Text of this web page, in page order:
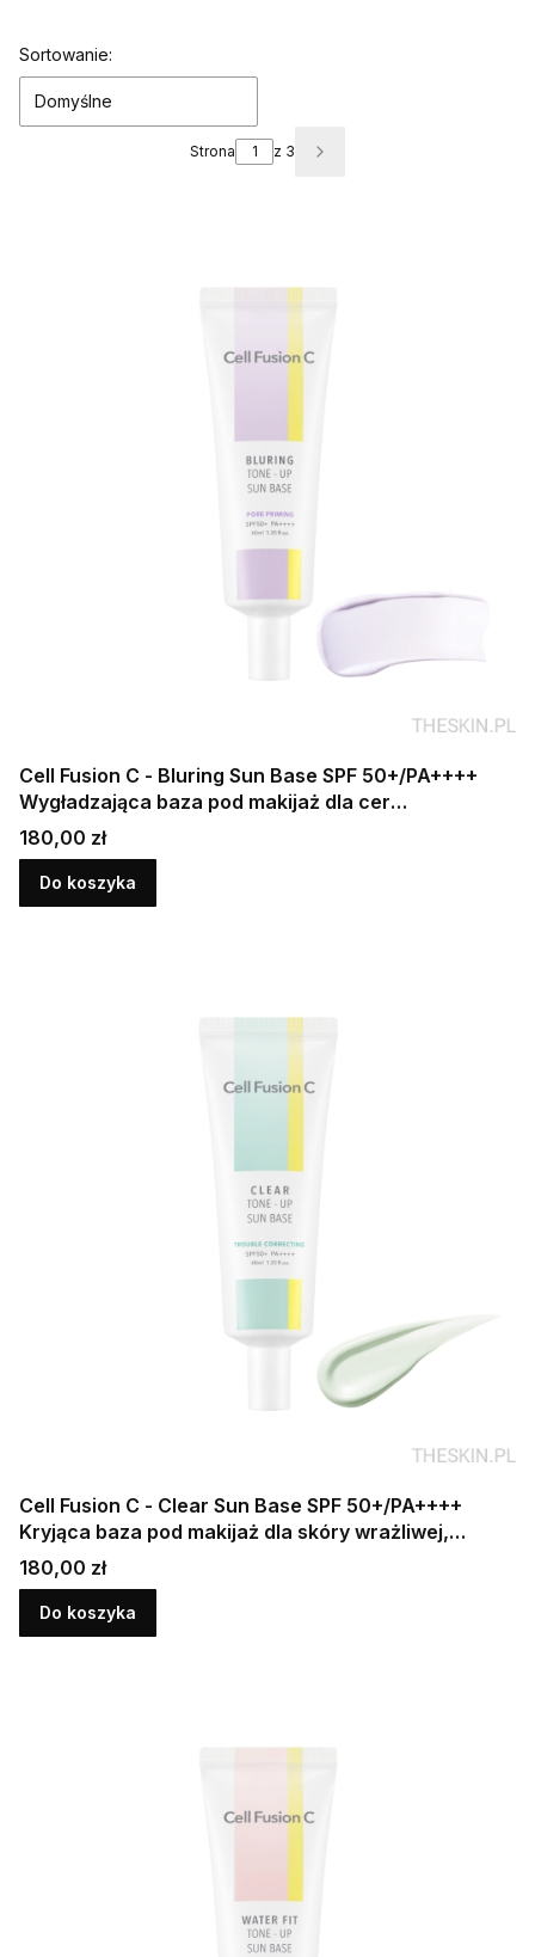
Lista produktów
Sortowanie:
Domyślne
Strona z 3 Następne produkty
Cell Fusion C - Bluring Sun Base SPF 50+/PA++++
Wygładzająca baza pod makijaż dla cer
problematycznych
Cena
180,00 zł
Do koszyka
Cell Fusion C - Clear Sun Base SPF 50+/PA++++
Kryjąca baza pod makijaż dla skóry wrażliwej,
trądzikowej 40 ml
Cena
180,00 zł
Do koszyka